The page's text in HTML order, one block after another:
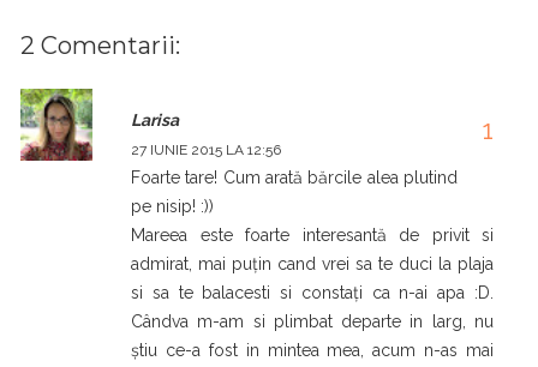
2 Comentarii:
Larisa
27 IUNIE 2015 LA 12:56
Foarte tare! Cum arată bărcile alea plutind
pe nisip! :))
Mareea este foarte interesantă de privit si
admirat, mai puțin cand vrei sa te duci la plaja
si sa te balacesti si constați ca n-ai apa :D.
Cândva m-am si plimbat departe in larg, nu
știu ce-a fost in mintea mea, acum n-as mai